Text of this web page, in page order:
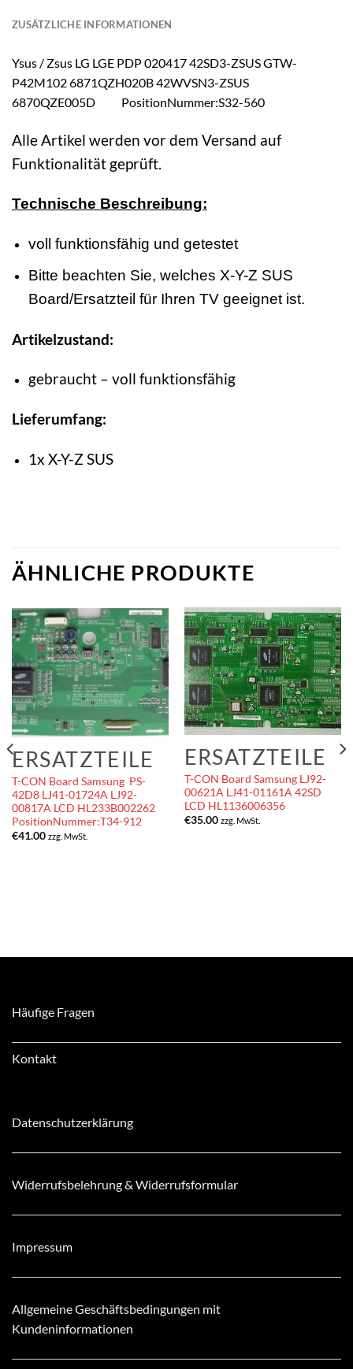
ZUSÄTZLICHE INFORMATIONEN
Ysus / Zsus LG LGE PDP 020417 42SD3-ZSUS GTW-
P42M102 6871QZH020B 42WVSN3-ZSUS
6870QZE005D PositionNummer:S32-560
Alle Artikel werden vor dem Versand auf
Funktionalität geprüft.
Technische Beschreibung:
voll funktionsfähig und getestet
Bitte beachten Sie, welches X-Y-Z SUS
Board/Ersatzteil für Ihren TV geeignet ist.
Artikelzustand:
gebraucht – voll funktionsfähig
Lieferumfang:
1x X-Y-Z SUS
ÄHNLICHE PRODUKTE
ERSATZTEILE
T-CON Board Samsung PS-
42D8 LJ41-01724A LJ92-
00817A LCD HL233B002262
PositionNummer:T34-912
€41.00 zzg. MwSt.
ERSATZTEILE
T-CON Board Samsung LJ92-
00621A LJ41-01161A 42SD
LCD HL1136006356
€35.00 zzg. MwSt.
Häufige Fragen
Kontakt
Datenschutzerklärung
Widerrufsbelehrung & Widerrufsformular
Impressum
Allgemeine Geschäftsbedingungen mit
Kundeninformationen